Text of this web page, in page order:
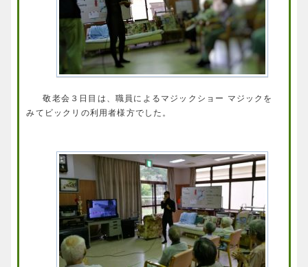
敬老会３日目は、職員によるマジックショー マジックを
みてビックリの利用者様方でした。